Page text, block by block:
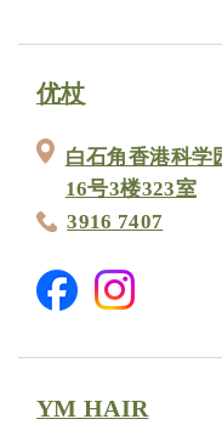
优杖
白石角香港科学
16号3楼323室
3916 7407
YM HAIR